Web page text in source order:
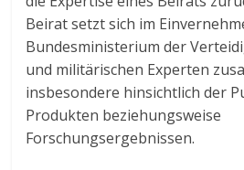
Beirat setzt sich im
Bundesministerium der
und militärischen Experten
insbesondere hinsichtlich der
Produkten beziehungsweise
Forschungsergebnissen.